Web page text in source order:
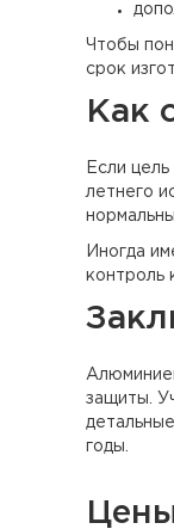
Чтобы
срок
Как
Если
летнего
Иногда
контроль
защиты.
годы.